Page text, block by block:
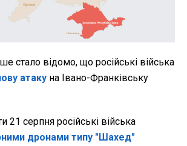
стало відомо, що російські війська
атаку на Івано-Франківську
21 серпня російські війська
дронами типу "Шахед"